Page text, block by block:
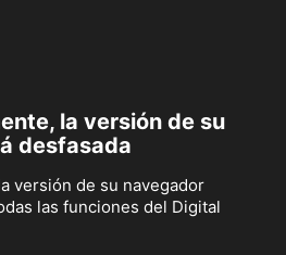
la versión de su
desfasada
versión de su navegador
las funciones del Digital